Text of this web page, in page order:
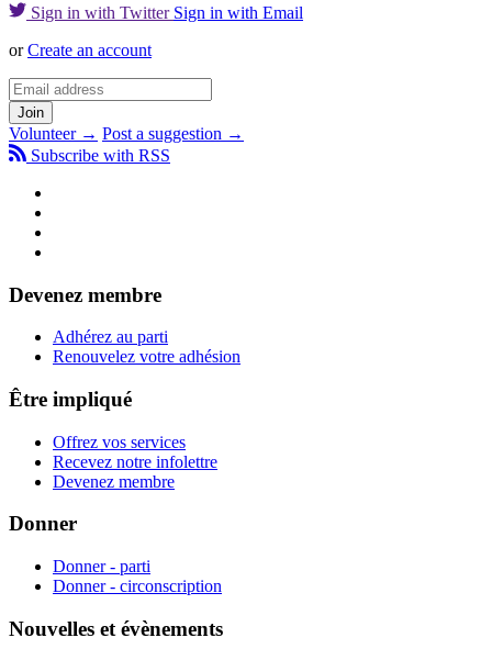
Sign in with Twitter Sign in with Email
orCreate an account
Volunteer → Post a suggestion →
Subscribe with RSS
Devenez membre
Adhérez au parti
Renouvelez votre adhésion
Être impliqué
Offrez vos services
Recevez notre infolettre
Devenez membre
Donner
Donner - parti
Donner - circonscription
Nouvelles et évènements